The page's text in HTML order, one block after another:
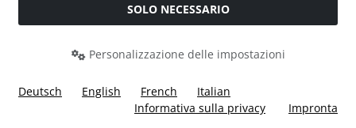
Modulo di recessoSOLO NECESSARIO
Personalizzazione delle impostazioni
Deutsch English French
Italian
Informativa sulla privacy
Impronta